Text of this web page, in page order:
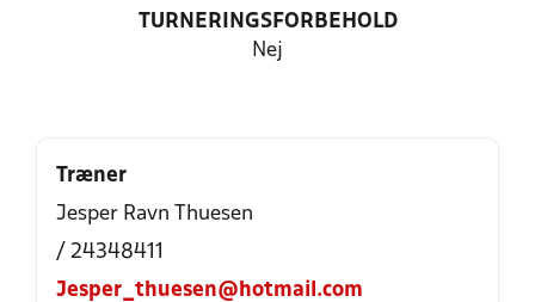
TURNERINGSFORBEHOLD
Nej
Træner
Jesper Ravn Thuesen
/ 24348411
Jesper_thuesen@hotmail.com